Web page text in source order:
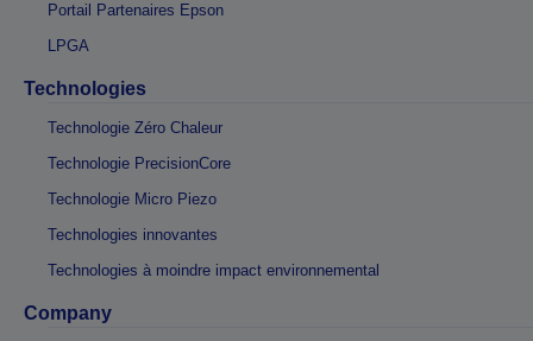
Portail Partenaires Epson
LPGA
Technologies
Technologie Zéro Chaleur
Technologie PrecisionCore
Technologie Micro Piezo
Technologies innovantes
Technologies à moindre impact environnemental
Company